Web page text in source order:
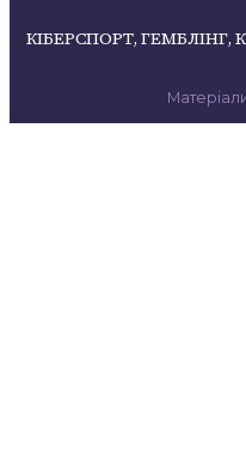
КІБЕРСПОРТ,